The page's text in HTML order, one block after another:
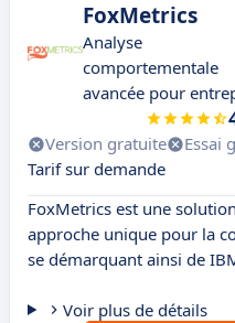
FoxMetrics
Analyse
comportementale
avancée pour
Version gratuite Essai
Tarif sur demande
FoxMetrics est une
approche unique pour la
se démarquant ainsi de
Voir plus de détails